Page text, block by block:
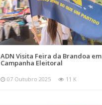
ADN Visita Feira da Brandoa em
Campanha Eleitoral
07 Outubro 2025 11 K